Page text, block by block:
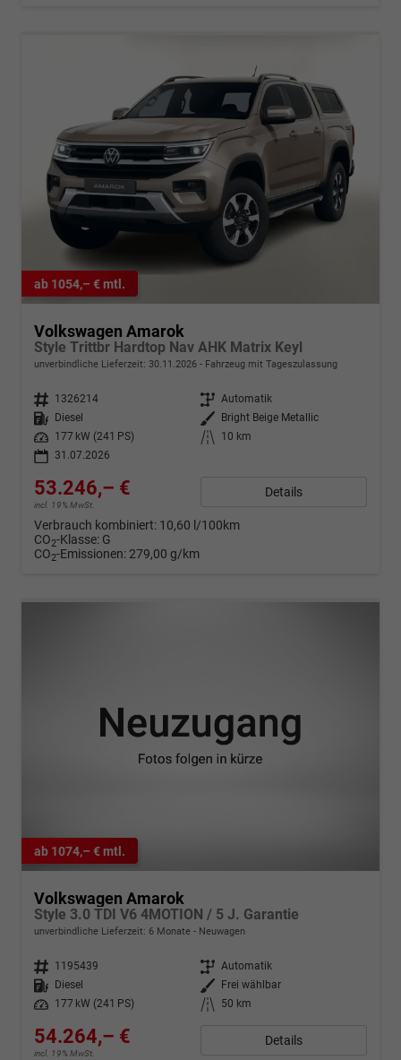
ab 1054,– € mtl.
Volkswagen Amarok
Style Trittbr Hardtop Nav AHK Matrix Keyl
unverbindliche Lieferzeit: 30.11.2026 Fahrzeug mit Tageszulassung
Fahrzeugnr. 1326214 Getriebe Automatik
Kraftstoff
Diesel Außenfarbe
Bright Beige Metallic
Leistung
177 kW (241 PS) Kilometerstand
10 km
31.07.2026
53.246,– €
incl. 19% MwSt.
Details
Verbrauch kombiniert: 10,60 l/100km
CO2-Klasse: G
CO2-Emissionen: 279,00 g/km
ab 1074,– € mtl.
Volkswagen Amarok
Style 3.0 TDI V6 4MOTION / 5 J. Garantie
unverbindliche Lieferzeit: 6 Monate Neuwagen
Fahrzeugnr. 1195439 Getriebe Automatik
Kraftstoff
Diesel Außenfarbe
Frei wählbar
Leistung
177 kW (241 PS) Kilometerstand 50 km
54.264,– €
incl. 19% MwSt.
Details